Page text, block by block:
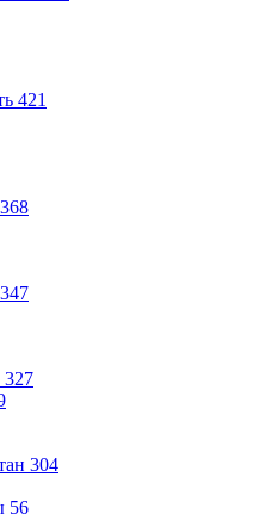
421
368
347
327
304
56